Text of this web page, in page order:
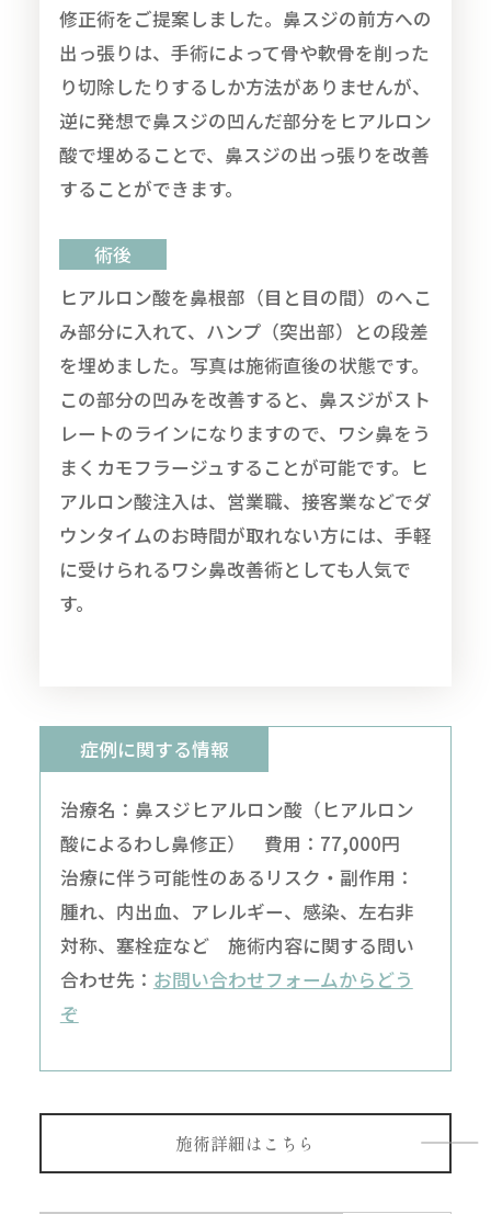
修正術をご提案しました。鼻スジの前方への
出っ張りは、手術によって骨や軟骨を削った
り切除したりするしか方法がありませんが、
逆に発想で鼻スジの凹んだ部分をヒアルロン
酸で埋めることで、鼻スジの出っ張りを改善
することができます。
術後
ヒアルロン酸を鼻根部（目と目の間）のへこ
み部分に入れて、ハンプ（突出部）との段差
を埋めました。写真は施術直後の状態です。
この部分の凹みを改善すると、鼻スジがスト
レートのラインになりますので、ワシ鼻をう
まくカモフラージュすることが可能です。ヒ
アルロン酸注入は、営業職、接客業などでダ
ウンタイムのお時間が取れない方には、手軽
に受けられるワシ鼻改善術としても人気で
す。
症例に関する情報
治療名：鼻スジヒアルロン酸（ヒアルロン
酸によるわし鼻修正） 費用：77,000円
治療に伴う可能性のあるリスク・副作用：
腫れ、内出血、アレルギー、感染、左右非
対称、塞栓症など 施術内容に関する問い
合わせ先： お問い合わせフォームからどう
ぞ
施術詳細はこちら